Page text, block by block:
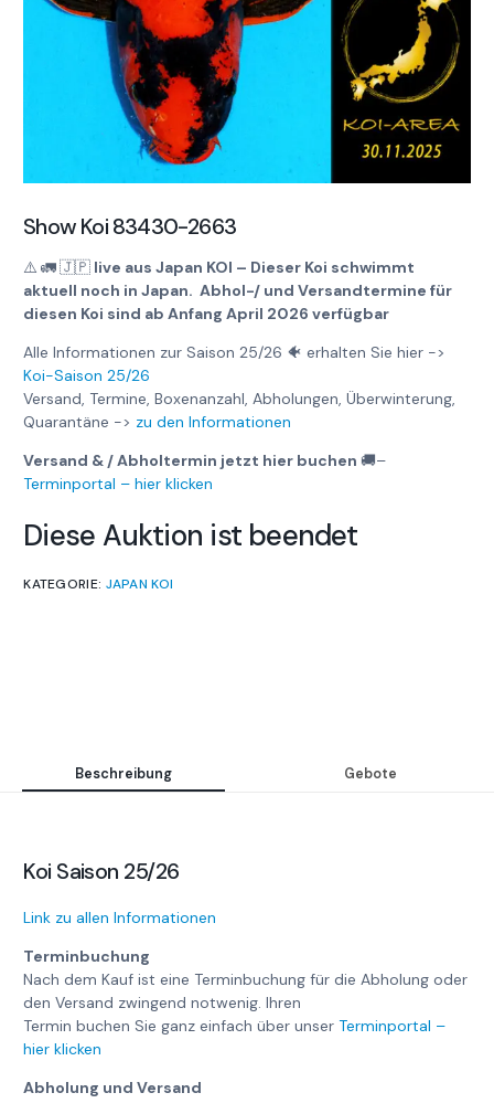
Show Koi 83430-2663
⚠️ 🚛🇯🇵 live aus Japan KOI – Dieser Koi schwimmt
aktuell noch in Japan. Abhol-/ und Versandtermine für
diesen Koi sind ab Anfang April 2026 verfügbar
Alle Informationen zur Saison 25/26 🐠 erhalten Sie hier ->
Koi-Saison 25/26
Versand, Termine, Boxenanzahl, Abholungen, Überwinterung,
Quarantäne -> zu den Informationen
Versand & / Abholtermin jetzt hier buchen 🚚–
Terminportal – hier klicken
Diese Auktion ist beendet
KATEGORIE: JAPAN KOI
Beschreibung Gebote
Koi Saison 25/26
Link zu allen Informationen
Terminbuchung
Nach dem Kauf ist eine Terminbuchung für die Abholung oder
den Versand zwingend notwenig. Ihren
Termin buchen Sie ganz einfach über unserTerminportal –
hier klicken
Abholung und Versand